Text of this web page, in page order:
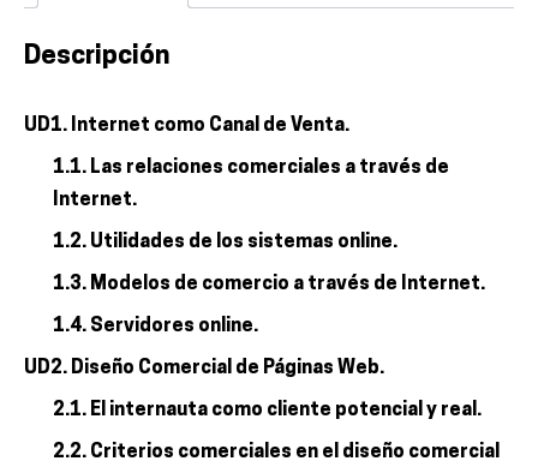
Descripción
UD1. Internet como Canal de Venta.
1.1. Las relaciones comerciales a través de
Internet.
1.2. Utilidades de los sistemas online.
1.3. Modelos de comercio a través de Internet.
1.4. Servidores online.
UD2. Diseño Comercial de Páginas Web.
2.1. El internauta como cliente potencial y real.
2.2. Criterios comerciales en el diseño comercial